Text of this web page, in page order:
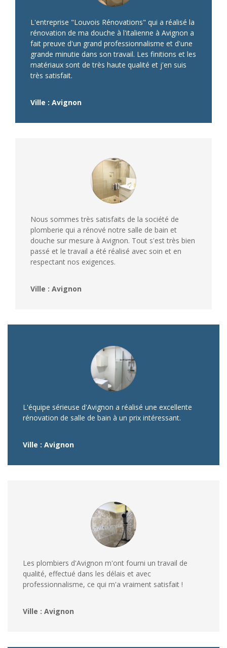
L'entreprise "Louvois Rénovations" qui a réalisé la
rénovation de ma douche à l'italienne à Avignon a
fait preuve d'un grand professionnalisme et d'une
grande minutie dans son travail. Les finitions et les
matériaux sont de très haute qualité et j'en suis
très satisfait.
Ville : Avignon
Nous sommes très satisfaits de la société de
plomberie qui a rénové notre salle de bain et
douche sur mesure à Avignon. Tout s'est très bien
passé et le travail a été réalisé avec soin et en
respectant nos exigences.
Ville : Avignon
L'équipe sérieuse d'Avignon a réalisé une excellente
rénovation de salle de bain à un prix intéressant.
Ville : Avignon
Les plombiers d'Avignon m'ont fourni un travail de
qualité, effectué dans les délais et avec
professionnalisme, ce qui m'a vraiment satisfait !
Ville : Avignon